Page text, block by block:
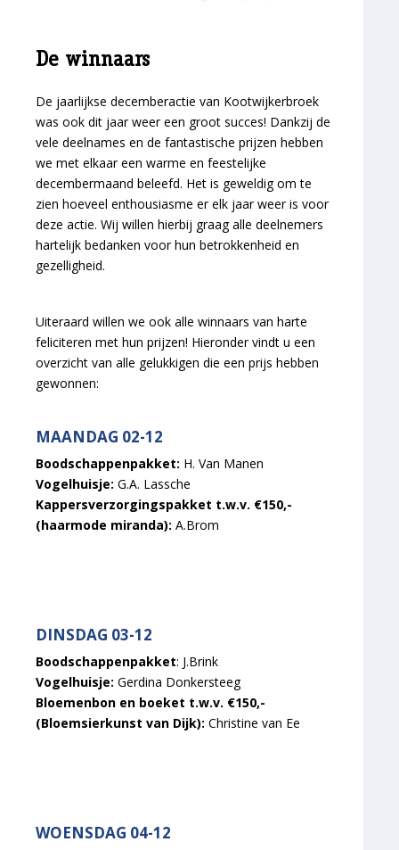
De winnaars
De jaarlijkse decemberactie van Kootwijkerbroek
was ook dit jaar weer een groot succes! Dankzij de
vele deelnames en de fantastische prijzen hebben
we met elkaar een warme en feestelijke
decembermaand beleefd. Het is geweldig om te
zien hoeveel enthousiasme er elk jaar weer is voor
deze actie. Wij willen hierbij graag alle deelnemers
hartelijk bedanken voor hun betrokkenheid en
gezelligheid.
Uiteraard willen we ook alle winnaars van harte
feliciteren met hun prijzen! Hieronder vindt u een
overzicht van alle gelukkigen die een prijs hebben
gewonnen:
MAANDAG 02-12
Boodschappenpakket: H. Van Manen
Vogelhuisje: G.A. Lassche
Kappersverzorgingspakket t.w.v. €150,-
(haarmode miranda): A.Brom
DINSDAG 03-12
Boodschappenpakket: J.Brink
Vogelhuisje: Gerdina Donkersteeg
Bloemenbon en boeket t.w.v. €150,-
(Bloemsierkunst van Dijk): Christine van Ee
WOENSDAG 04-12